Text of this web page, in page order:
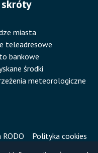
skróty
miasta
teleadresowe
bankowe
środki
meteorologiczne
Polityka cookies